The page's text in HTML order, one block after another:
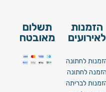
הזמנות
לאירועים
לחתונה
הזמנה לחתונה
לבריתה
תשלום
מאובטח